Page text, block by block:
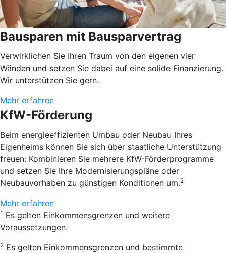
Bausparen mit Bausparvertrag
Verwirklichen Sie Ihren Traum von den eigenen vier
Wänden und setzen Sie dabei auf eine solide Finanzierung.
Wir unterstützen Sie gern.
Mehr erfahren
KfW-Förderung
Beim energieeffizienten Umbau oder Neubau Ihres
Eigenheims können Sie sich über staatliche Unterstützung
freuen: Kombinieren Sie mehrere KfW-Förderprogramme
und setzen Sie Ihre Modernisierungspläne oder
Neubauvorhaben zu günstigen Konditionen um.2
Mehr erfahren
1 Es gelten Einkommensgrenzen und weitere
Voraussetzungen.
2 Es gelten Einkommensgrenzen und bestimmte